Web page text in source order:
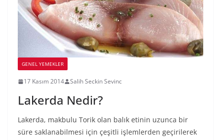
GENEL YEMEKLER
17 Kasım 2014 Salih Seckin Sevinc
Lakerda Nedir?
Lakerda, makbulu Torik olan balık etinin uzunca bir
süre saklanabilmesi için çeşitli işlemlerden geçirilerek